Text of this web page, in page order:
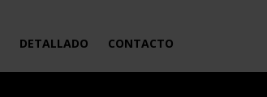
DETALLADO CONTACTO